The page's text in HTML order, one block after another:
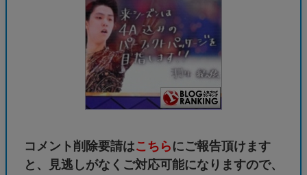
コメント削除要請はこちら にご報告頂けます
と、見逃しがなくご対応可能になりますので、